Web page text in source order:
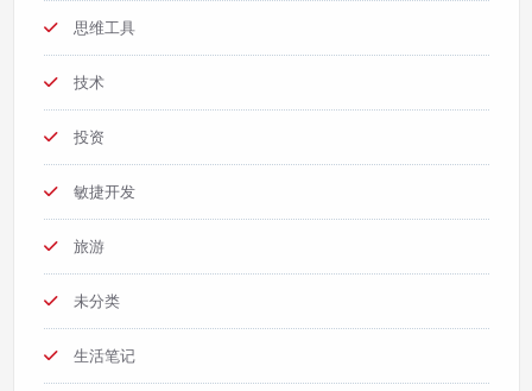
思维工具
技术
投资
敏捷开发
旅游
未分类
生活笔记